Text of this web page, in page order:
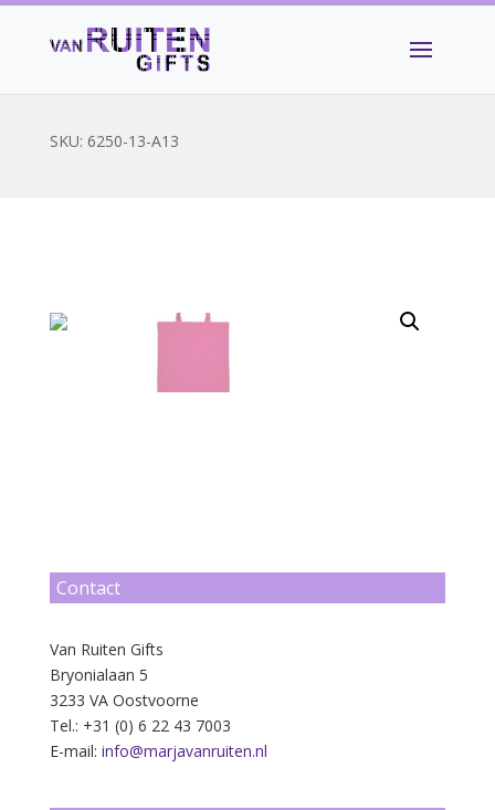
SKU: 6250-13-A13
Contact
Van Ruiten Gifts
Bryonialaan 5
3233 VA Oostvoorne
Tel.: +31 (0) 6 22 43 7003
E-mail: info@marjavanruiten.nl